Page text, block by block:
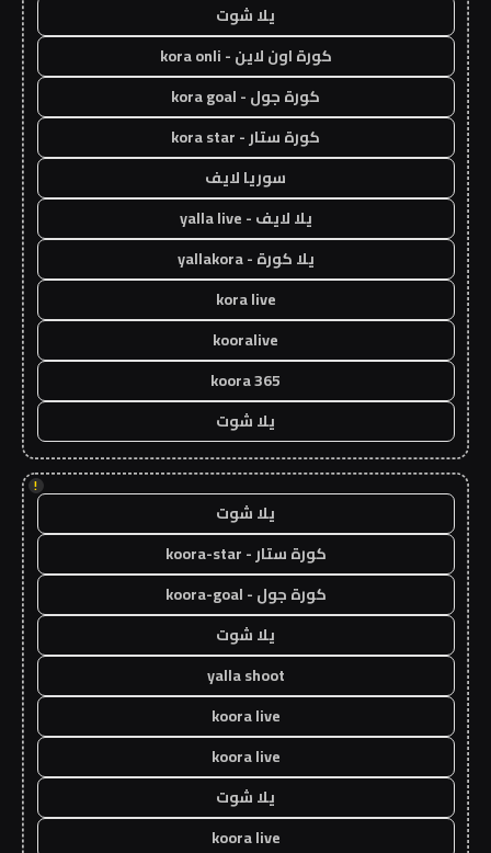
يلا شوت
كورة اون لاين - kora onli
كورة جول - kora goal
كورة ستار - kora star
سوريا لايف
يلا لايف - yalla live
يلا كورة - yallakora
kora live
kooralive
koora 365
يلا شوت
!
يلا شوت
كورة ستار - koora-star
كورة جول - koora-goal
يلا شوت
yalla shoot
koora live
koora live
يلا شوت
koora live